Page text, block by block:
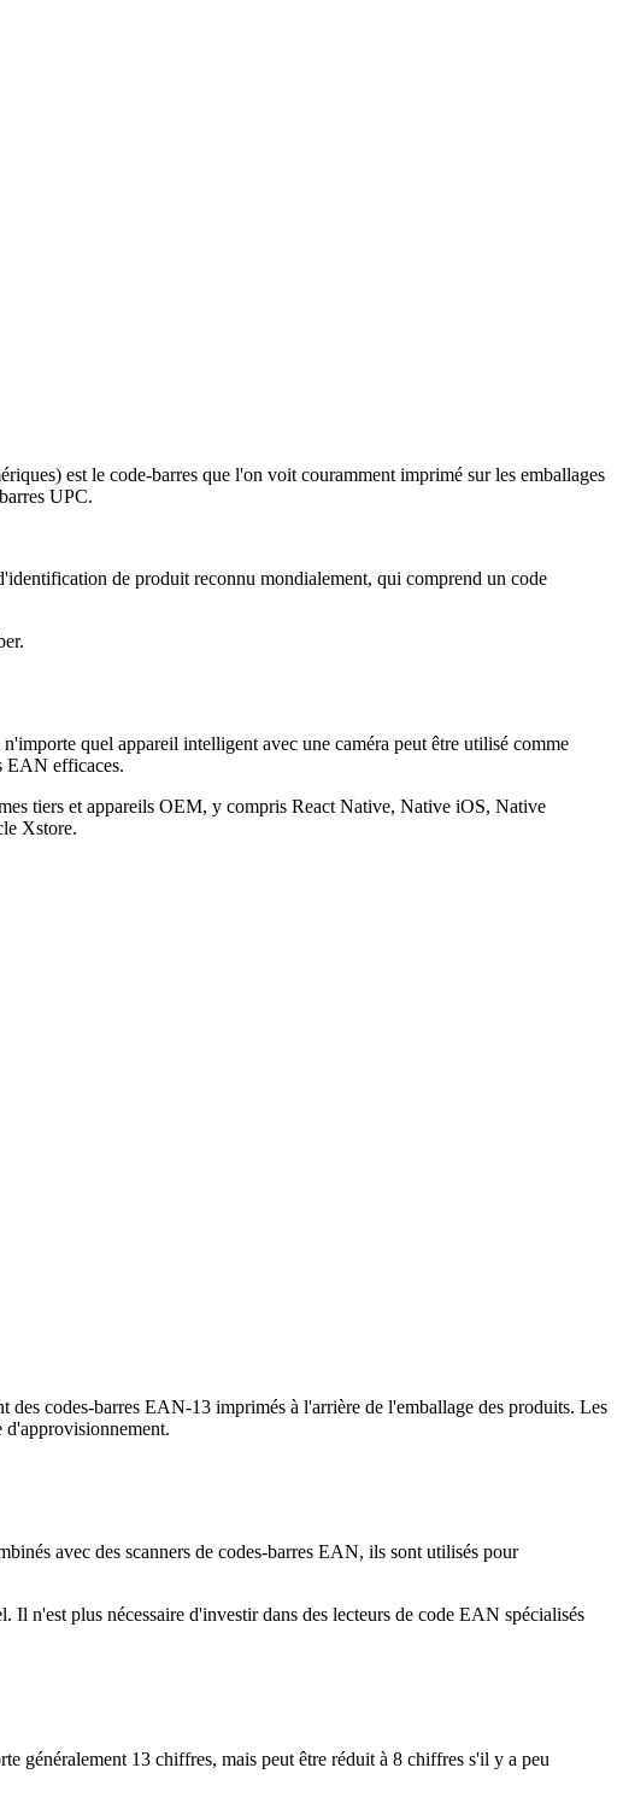
est le code-barres que l'on voit couramment imprimé sur les emballages
UPC.
de produit reconnu mondialement, qui comprend un code
quel appareil intelligent avec une caméra peut être utilisé comme
EAN efficaces.
tiers et appareils OEM, y compris React Native, Native iOS, Native
Xstore.
codes-barres EAN-13 imprimés à l'arrière de l'emballage des produits. Les
d'approvisionnement.
avec des scanners de codes-barres EAN, ils sont utilisés pour
n'est plus nécessaire d'investir dans des lecteurs de code EAN spécialisés
généralement 13 chiffres, mais peut être réduit à 8 chiffres s'il y a peu